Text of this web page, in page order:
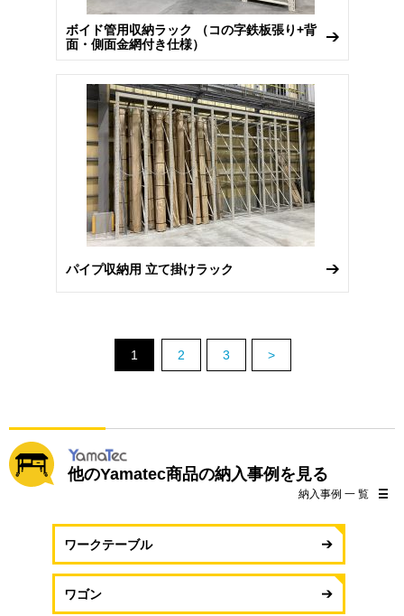
ボイド管用収納ラック （コの字鉄板張り+背
面・側面金網付き仕様）
パイプ収納用 立て掛けラック
1 2 3 >
他のYamatec商品の納入事例を見る
納入事例 一 覧
ワークテーブル
ワゴン